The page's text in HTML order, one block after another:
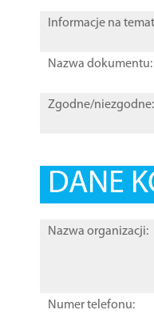
Informacje na
Nazwa dokumentu:
Zgodne/niezgodne:
DANE
Nazwa organizacji:
Numer telefonu: